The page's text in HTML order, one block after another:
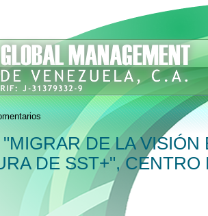
DE LA VISIÓN
DE SST+",